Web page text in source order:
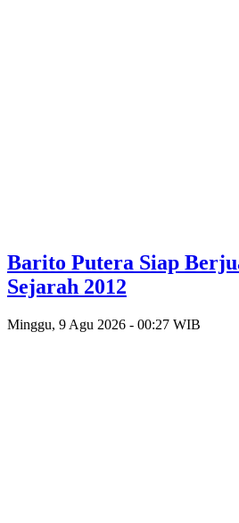
Barito Putera Siap
Sejarah 2012
Minggu, 9 Agu 2026 - 00:27 WIB